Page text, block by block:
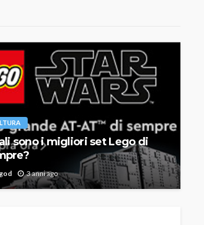
sono i migliori set Lego di
god 3 anni ago